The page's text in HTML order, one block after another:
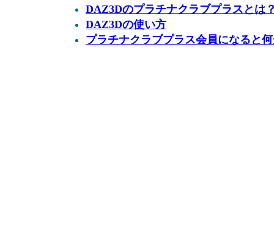
DAZ3Dのプラチナクラブプラスとは
DAZ3Dの使い方
プラチナクラブプラス会員になると